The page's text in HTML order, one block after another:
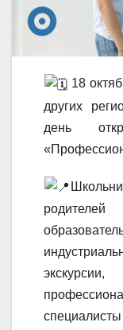
18
других
день